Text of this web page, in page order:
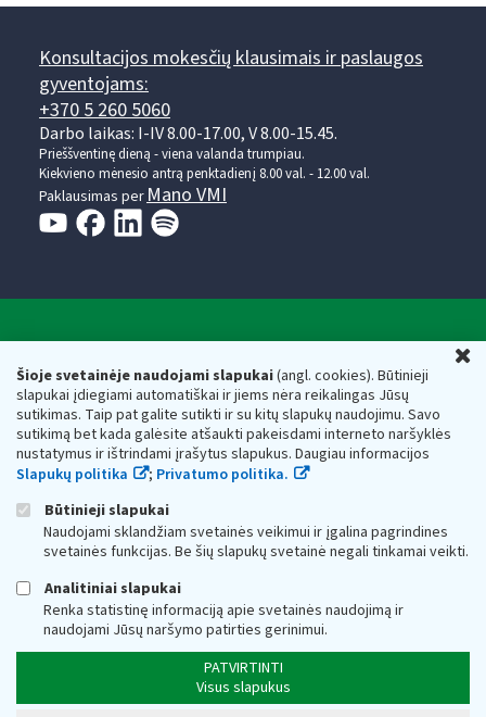
Šioje svetainėje naudojami slapukai(angl. cookies). Būtinieji
slapukai įdiegiami automatiškai ir jiems nėra reikalingas Jūsų
sutikimas. Taip pat galite sutikti ir su kitų slapukų naudojimu. Savo
sutikimą bet kada galėsite atšaukti pakeisdami interneto naršyklės
nustatymus ir ištrindami įrašytus slapukus. Daugiau informacijos
Slapukų politika
; Privatumo politika.
Būtinieji slapukai
Naudojami sklandžiam svetainės veikimui ir įgalina pagrindines
svetainės funkcijas. Be šių slapukų svetainė negali tinkamai veikti.
Analitiniai slapukai
Renka statistinę informaciją apie svetainės naudojimą ir
naudojami Jūsų naršymo patirties gerinimui.
PATVIRTINTI
Visus slapukus
Konsultacijos mokesčių klausimais ir paslaugos
gyventojams:
+370 5 260 5060
Darbo laikas: I-IV 8.00-17.00, V 8.00-15.45.
Prieššventinę dieną - viena valanda trumpiau.
Kiekvieno mėnesio antrą penktadienį 8.00 val. - 12.00 val.
Paklausimas per Mano VMI
Respublikos finansų ministerijos
Biudžetinė įstaiga. Juridinio asmens kodas — 188659752,
adresas: Vasario 16-osios g. 14, 01107 Vilnius, Lietuva, el.paštas:
vmi@vmi.lt, E. pristatymo dėžutės adresas 188659752
Duomenys apie Valstybinę mokesčių inspekciją prie Lietuvos
Respublikos finansų ministerijos kaupiami ir saugomi Juridinių